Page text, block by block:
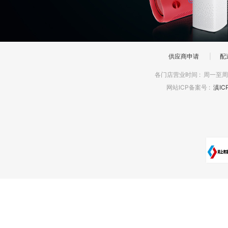
供应商申请 配
各门店营业时间 : 周一至
网站ICP备案号 : 滇